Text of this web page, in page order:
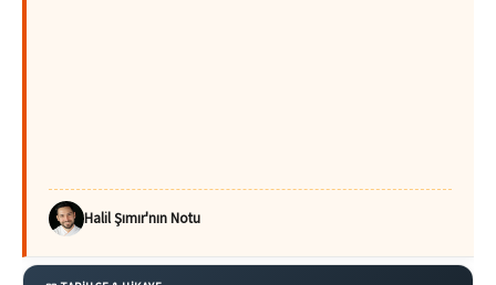
Halil Şımır'nın Notu